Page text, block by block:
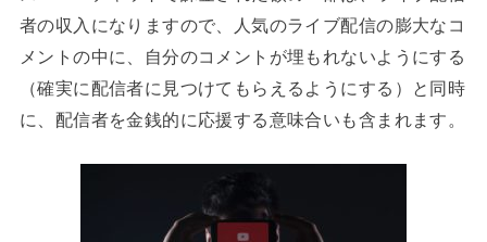
者の収入になりますので、人気のライブ配信の膨大なコ
メントの中に、自分のコメントが埋もれないようにする
（確実に配信者に見つけてもらえるようにする）と同時
に、配信者を金銭的に応援する意味合いも含まれます。